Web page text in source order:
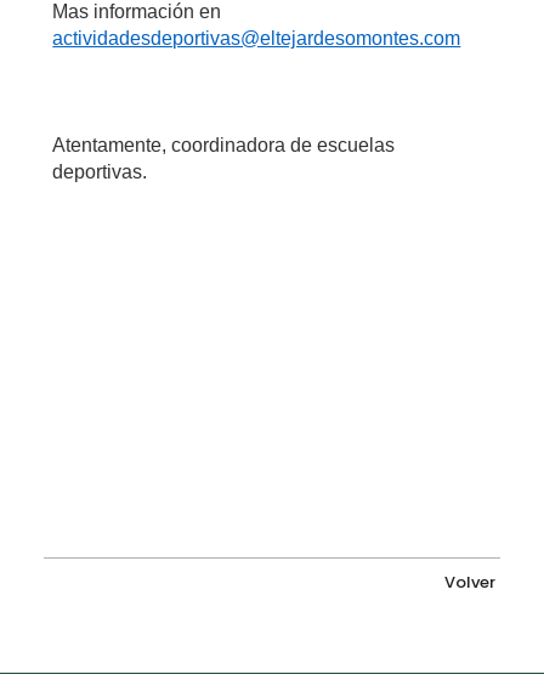
Mas información en
actividadesdeportivas@eltejardesomontes.com
Atentamente, coordinadora de escuelas
deportivas.
Volver